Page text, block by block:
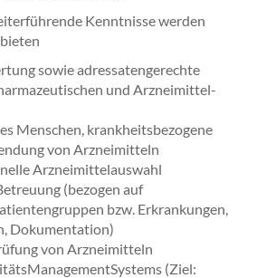
Kenntnisse werden
sowie adressatengerechte
und Arzneimittel-
Menschen, krankheitsbezogene
von Arzneimitteln
Arzneimittelauswahl
(bezogen auf
bzw. Erkrankungen,
Dokumentation)
von Arzneimitteln
(Ziel: